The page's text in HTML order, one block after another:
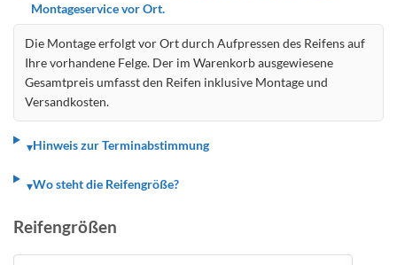
Montageservice vor Ort.
Die Montage erfolgt vor Ort durch Aufpressen des Reifens auf
Ihre vorhandene Felge. Der im Warenkorb ausgewiesene
Gesamtpreis umfasst den Reifen inklusive Montage und
Versandkosten.
▾Hinweis zur Terminabstimmung
▾Wo steht die Reifengröße?
Reifengrößen